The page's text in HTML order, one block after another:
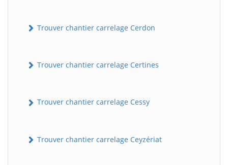
Trouver chantier carrelage Cerdon
Trouver chantier carrelage Certines
Trouver chantier carrelage Cessy
Trouver chantier carrelage Ceyzériat